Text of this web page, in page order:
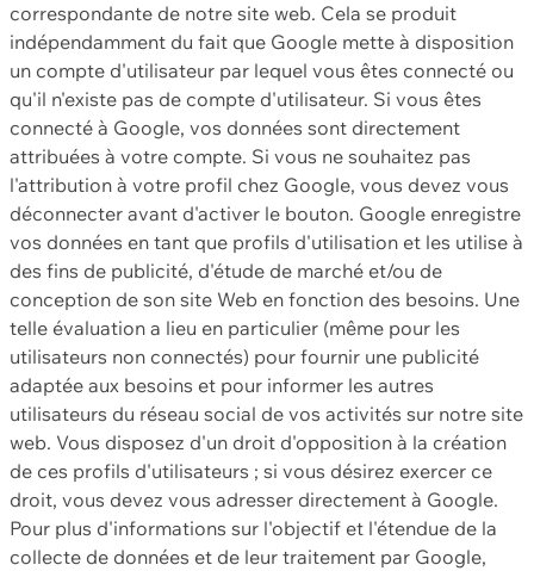
correspondante de notre site web. Cela se produit
indépendamment du fait que Google mette à disposition
un compte d'utilisateur par lequel vous êtes connecté ou
qu'il n'existe pas de compte d'utilisateur. Si vous êtes
connecté à Google, vos données sont directement
attribuées à votre compte. Si vous ne souhaitez pas
l'attribution à votre profil chez Google, vous devez vous
déconnecter avant d'activer le bouton. Google enregistre
vos données en tant que profils d'utilisation et les utilise à
des fins de publicité, d'étude de marché et/ou de
conception de son site Web en fonction des besoins. Une
telle évaluation a lieu en particulier (même pour les
utilisateurs non connectés) pour fournir une publicité
adaptée aux besoins et pour informer les autres
utilisateurs du réseau social de vos activités sur notre site
web. Vous disposez d'un droit d'opposition à la création
de ces profils d'utilisateurs ; si vous désirez exercer ce
droit, vous devez vous adresser directement à Google.
Pour plus d'informations sur l'objectif et l'étendue de la
collecte de données et de leur traitement par Google,